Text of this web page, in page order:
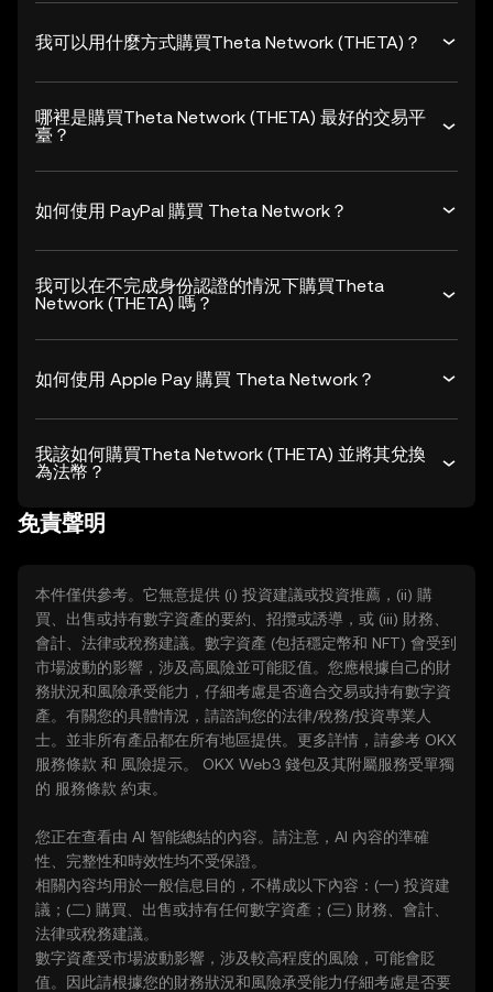
我可以用什麼方式購買Theta Network (THETA)？
哪裡是購買Theta Network (THETA) 最好的交易平
臺？
如何使用 PayPal 購買 Theta Network？
我可以在不完成身份認證的情況下購買Theta
Network (THETA) 嗎？
如何使用 Apple Pay 購買 Theta Network？
我該如何購買Theta Network (THETA) 並將其兌換
為法幣？
免責聲明
本件僅供參考。它無意提供 (i) 投資建議或投資推薦，(ii) 購
買、出售或持有數字資產的要約、招攬或誘導，或 (iii) 財務、
會計、法律或稅務建議。數字資產 (包括穩定幣和 NFT) 會受到
市場波動的影響，涉及高風險並可能貶值。您應根據自己的財
務狀況和風險承受能力，仔細考慮是否適合交易或持有數字資
產。有關您的具體情況，請諮詢您的法律/稅務/投資專業人
士。並非所有產品都在所有地區提供。更多詳情，請參考 OKX
服務條款 和 風險提示。 OKX Web3 錢包及其附屬服務受單獨
的 服務條款 約束。
您正在查看由 AI 智能總結的內容。請注意，AI 內容的準確
性、完整性和時效性均不受保證。
相關內容均用於一般信息目的，不構成以下內容：(一) 投資建
議；(二) 購買、出售或持有任何數字資產；(三) 財務、會計、
法律或稅務建議。
數字資產受市場波動影響，涉及較高程度的風險，可能會貶
值。因此請根據您的財務狀況和風險承受能力仔細考慮是否要